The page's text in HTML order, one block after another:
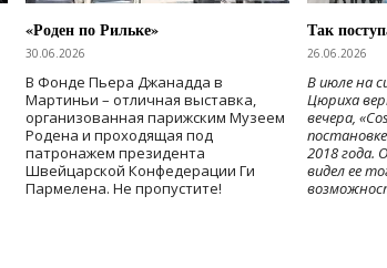
«Роден по Рильке»
30.06.2026
В Фонде Пьера Джанадда в
Мартиньи – отличная выставка,
организованная парижским Музеем
Родена и проходящая под
патронажем президента
Швейцарской Конфедерации Ги
Пармелена. Не пропустите!
Так
26.06.2026
В июле на
Цюриха
вечера,
2018 года.
видел ее